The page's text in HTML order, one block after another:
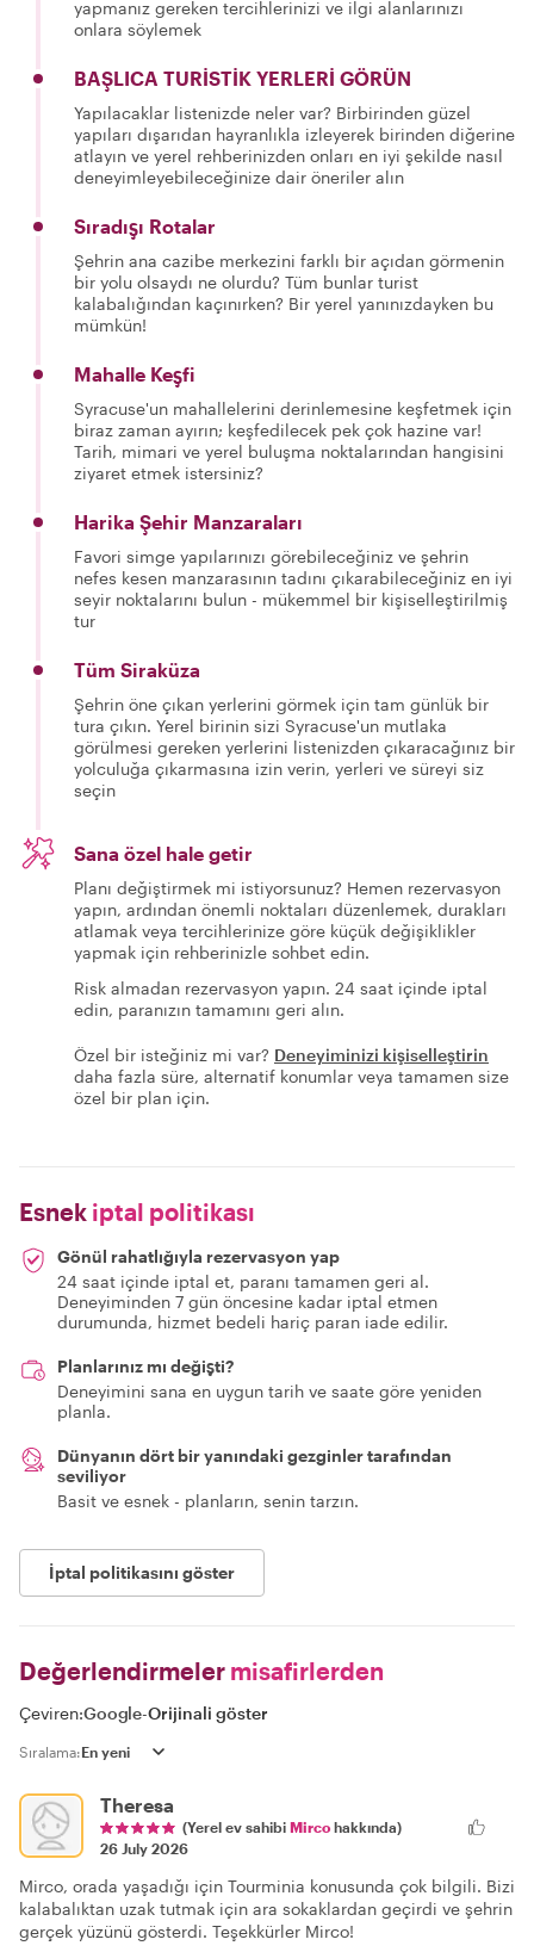
yapmanız gereken tercihlerinizi ve ilgi alanlarınızı
onlara söylemek
BAŞLICA TURİSTİK YERLERİ GÖRÜN
Yapılacaklar listenizde neler var? Birbirinden güzel
yapıları dışarıdan hayranlıkla izleyerek birinden diğerine
atlayın ve yerel rehberinizden onları en iyi şekilde nasıl
deneyimleyebileceğinize dair öneriler alın
Sıradışı Rotalar
Şehrin ana cazibe merkezini farklı bir açıdan görmenin
bir yolu olsaydı ne olurdu? Tüm bunlar turist
kalabalığından kaçınırken? Bir yerel yanınızdayken bu
mümkün!
Mahalle Keşfi
Syracuse'un mahallelerini derinlemesine keşfetmek için
biraz zaman ayırın; keşfedilecek pek çok hazine var!
Tarih, mimari ve yerel buluşma noktalarından hangisini
ziyaret etmek istersiniz?
Harika Şehir Manzaraları
Favori simge yapılarınızı görebileceğiniz ve şehrin
nefes kesen manzarasının tadını çıkarabileceğiniz en iyi
seyir noktalarını bulun - mükemmel bir kişiselleştirilmiş
tur
Tüm Siraküza
Şehrin öne çıkan yerlerini görmek için tam günlük bir
tura çıkın. Yerel birinin sizi Syracuse'un mutlaka
görülmesi gereken yerlerini listenizden çıkaracağınız bir
yolculuğa çıkarmasına izin verin, yerleri ve süreyi siz
seçin
Sana özel hale getir
Planı değiştirmek mi istiyorsunuz? Hemen rezervasyon
yapın, ardından önemli noktaları düzenlemek, durakları
atlamak veya tercihlerinize göre küçük değişiklikler
yapmak için rehberinizle sohbet edin.
Risk almadan rezervasyon yapın. 24 saat içinde iptal
edin, paranızın tamamını geri alın.
Özel bir isteğiniz mi var? Deneyiminizi kişiselleştirin
daha fazla süre, alternatif konumlar veya tamamen size
özel bir plan için.
Esnek iptal politikası
Gönül rahatlığıyla rezervasyon yap
24 saat içinde iptal et, paranı tamamen geri al.
Deneyiminden 7 gün öncesine kadar iptal etmen
durumunda, hizmet bedeli hariç paran iade edilir.
Planlarınız mı değişti?
Deneyimini sana en uygun tarih ve saate göre yeniden
planla.
Dünyanın dört bir yanındaki gezginler tarafından
seviliyor
Basit ve esnek - planların, senin tarzın.
İptal politikasını göster
Değerlendirmeler misafirlerden
Çeviren:Google-Orijinali göster
Sıralama:
Theresa
(Yerel ev sahibi Mirco hakkında)
26 July 2026
Mirco, orada yaşadığı için Tourminia konusunda çok bilgili. Bizi
kalabalıktan uzak tutmak için ara sokaklardan geçirdi ve şehrin
gerçek yüzünü gösterdi. Teşekkürler Mirco!